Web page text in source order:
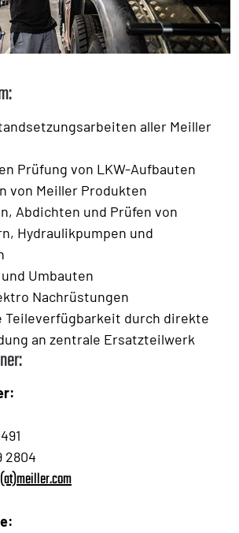
aller Meiller
Prüfung von LKW-Aufbauten
von Meiller Produkten
Abdichten und Prüfen von
Hydraulikpumpen und
Umbauten
Nachrüstungen
Teileverfügbarkeit durch direkte
an zentrale Ersatzteilwerk
2804